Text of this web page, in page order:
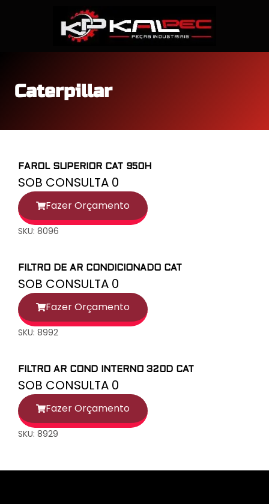
Caterpillar
FAROL SUPERIOR CAT 950H
SOB CONSULTA 0
Fazer Orçamento
SKU: 8096
FILTRO DE AR CONDICIONADO CAT
SOB CONSULTA 0
Fazer Orçamento
SKU: 8992
FILTRO AR COND INTERNO 320D CAT
SOB CONSULTA 0
Fazer Orçamento
SKU: 8929